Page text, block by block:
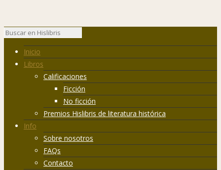
Inicio
Libros
Calificaciones
Ficción
No ficción
Premios Hislibris de literatura histórica
Info
Sobre nosotros
FAQs
Contacto